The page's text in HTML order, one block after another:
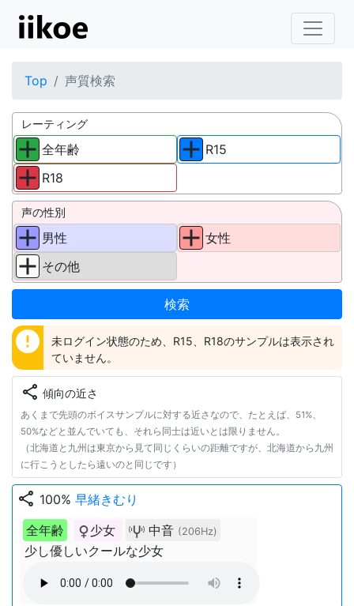
Top 声質検索
レーティング
全年齢
R18
R15
声の性別
男性
その他
女性
error
未ログイン状態のため、R15、R18のサンプルは表示され
ていません。
share 傾向の近さ
あくまで先頭のボイスサンプルに対する近さなので、たとえば、51%、
50%などと並んでいても、それら同士は近いとは限りません。
（北海道と九州は東京から見て同じくらいの距離ですが、北海道から九州
に行こうとしたら遠いのと同じです）
share 100% 早緒きむり
全年齢
少女 中音 (206Hz)
少し優しいクールな少女